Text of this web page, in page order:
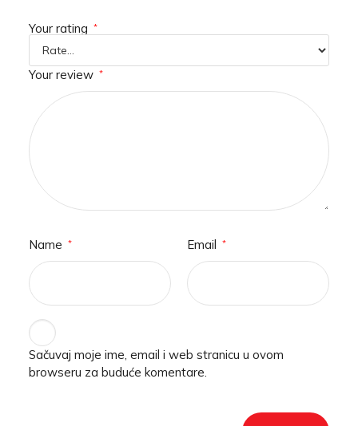
Your rating *
Your review *
Name * Email *
Sačuvaj moje ime, email i web stranicu u ovom
browseru za buduće komentare.